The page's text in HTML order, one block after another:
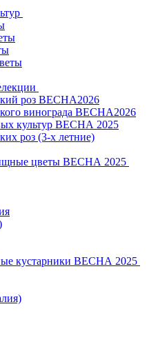
роз ВЕСНА2026
винограда ВЕСНА2026
культур ВЕСНА 2025
роз (3-х летние)
цветы ВЕСНА 2025
кустарники ВЕСНА 2025